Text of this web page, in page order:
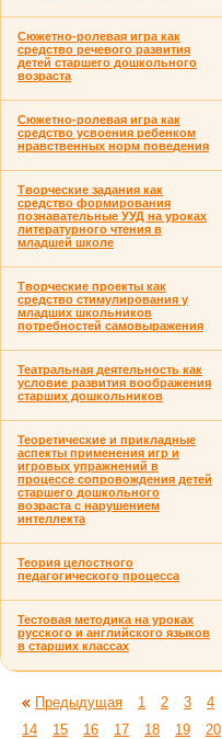
Сюжетно-ролевая игра как
средство речевого развития
детей старшего дошкольного
возраста
Сюжетно-ролевая игра как
средство усвоения ребенком
нравственных норм поведения
Творческие задания как
средство формирования
познавательные УУД на уроках
литературного чтения в
младшей школе
Творческие проекты как
средство стимулирования у
младших школьников
потребностей самовыражения
Театральная деятельность как
условие развития воображения
старших дошкольников
Теоретические и прикладные
аспекты применения игр и
игровых упражнений в
процессе сопровождения детей
старшего дошкольного
возраста с нарушением
интеллекта
Теория целостного
педагогического процесса
Тестовая методика на уроках
русского и английского языков
в старших классах
Предыдущая 1 2 3 4
14
15 16 17 18 19 20